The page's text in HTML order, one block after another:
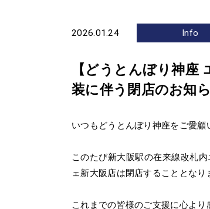
2026.01.24 Info
【どうとんぼり神座
装に伴う閉店のお知
いつもどうとんぼり神座をご愛顧
このたび新大阪駅の在来線改札
ェ新大阪店は閉店することとなり
これまでの皆様のご支援に心より